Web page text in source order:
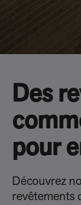
Des
pour
Découvrez
revêtements